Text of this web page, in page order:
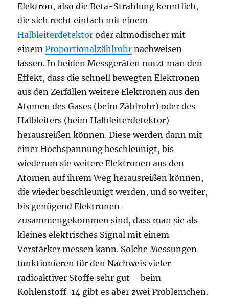
Elektron, also die Beta-Strahlung kenntlich,
die sich recht einfach mit einem
Halbleiterdetektor oder altmodischer mit
einemProportionalzählrohr nachweisen
lassen. In beiden Messgeräten nutzt man den
Effekt, dass die schnell bewegten Elektronen
aus den Zerfällen weitere Elektronen aus den
Atomen des Gases (beim Zählrohr) oder des
Halbleiters (beim Halbleiterdetektor)
herausreißen können. Diese werden dann mit
einer Hochspannung beschleunigt, bis
wiederum sie weitere Elektronen aus den
Atomen auf ihrem Weg herausreißen können,
die wieder beschleunigt werden, und so weiter,
bis genügend Elektronen
zusammengekommen sind, dass man sie als
kleines elektrisches Signal mit einem
Verstärker messen kann. Solche Messungen
funktionieren für den Nachweis vieler
radioaktiver Stoffe sehr gut – beim
Kohlenstoff-14 gibt es aber zwei Problemchen.